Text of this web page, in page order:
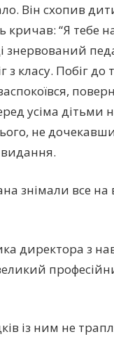
Він схопив
“Я тебе
знервований
з класу. Побіг до
усіма дітьми
не
видання.
знімали все
директора з
із ним не